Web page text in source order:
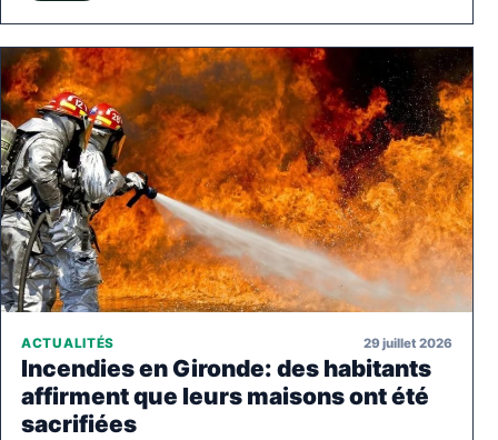
ACTUALITÉS 29 juillet 2026
Incendies en Gironde: des habitants
affirment que leurs maisons ont été
sacrifiées